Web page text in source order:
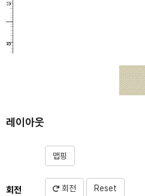
레이아웃
맵핑
회전 회전 Reset